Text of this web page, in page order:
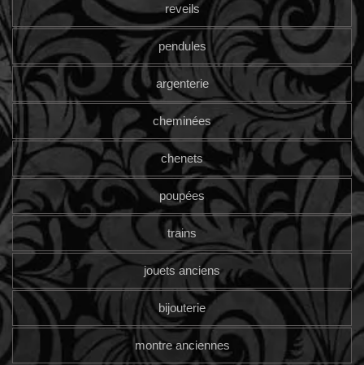
reveils
pendules
argenterie
cheminées
chenets
poupées
trains
jouets anciens
bijouterie
montre anciennes